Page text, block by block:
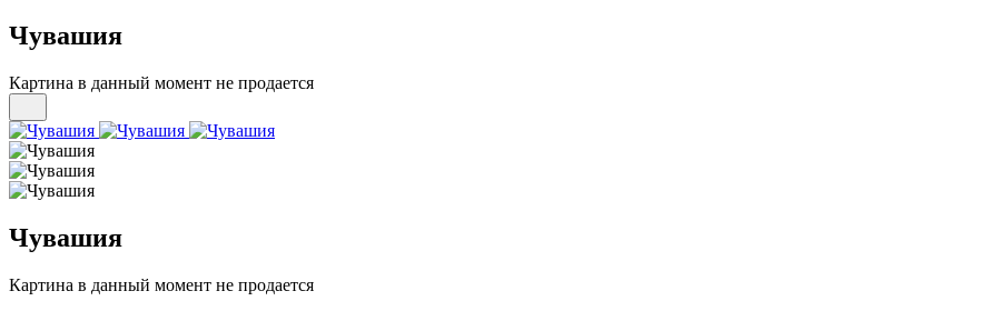
Чувашия
Картина в данный момент не продается
Чувашия
Картина в данный момент не продается